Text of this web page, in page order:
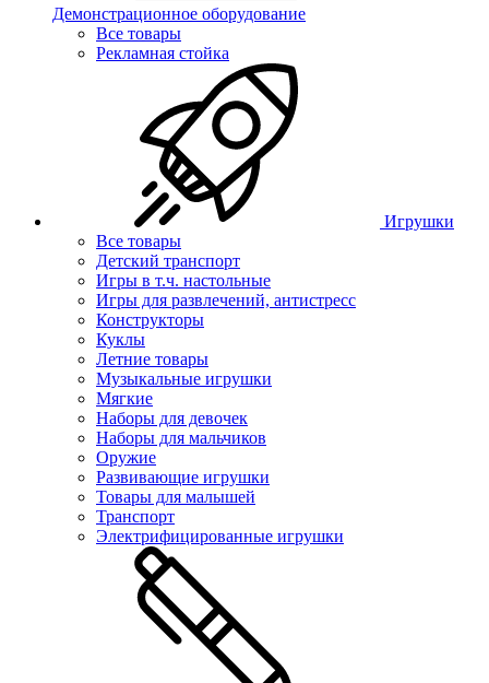
Демонстрационное оборудование
Все товары
Рекламная стойка
Игрушки
Все товары
Детский транспорт
Игры в т.ч. настольные
Игры для развлечений, антистресс
Конструкторы
Куклы
Летние товары
Музыкальные игрушки
Мягкие
Наборы для девочек
Наборы для мальчиков
Оружие
Развивающие игрушки
Товары для малышей
Транспорт
Электрифицированные игрушки